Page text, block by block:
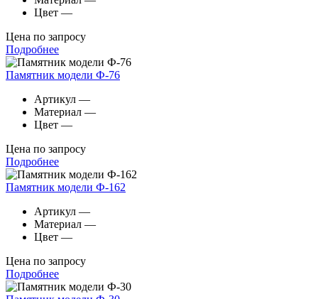
Цвет —
Цена по запросу
Подробнее
Памятник модели Ф-76
Артикул —
Материал —
Цвет —
Цена по запросу
Подробнее
Памятник модели Ф-162
Артикул —
Материал —
Цвет —
Цена по запросу
Подробнее